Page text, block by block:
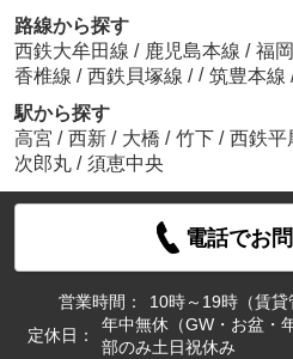
路線から探す
西鉄大牟田線 / 鹿児島本線 / 福
香椎線 / 西鉄貝塚線 / / 筑豊本線
駅から探す
高宮 / 西新 / 大橋 / 竹下 / 西鉄平
次郎丸 / 須恵中央
電話でお
営業時間：
10時～19時（賃貸
定休日：
年中無休（GW・お盆・
部のみ土日祝休み